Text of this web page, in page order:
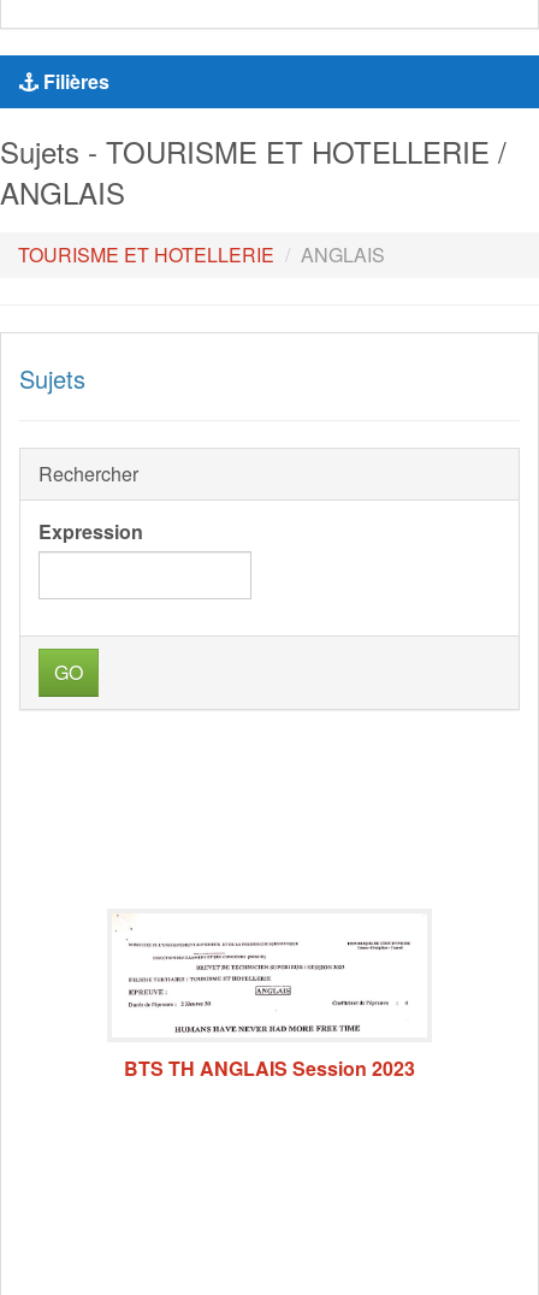
Filières
Sujets - TOURISME ET HOTELLERIE /
ANGLAIS
TOURISME ET HOTELLERIE ANGLAIS
Sujets
Rechercher
Expression
GO
BTS TH ANGLAIS Session 2023